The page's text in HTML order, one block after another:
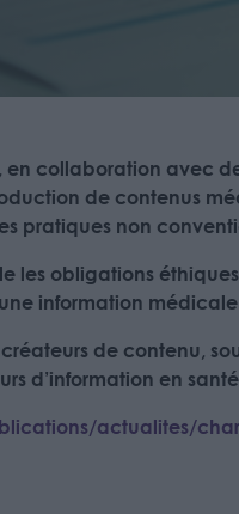
collaboration avec
de contenus
pratiques non
les obligations
information
de contenu,
d’information en
actualites/